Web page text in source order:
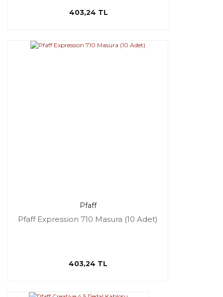
403,24 TL
Pfaff
Pfaff Expression 710 Masura (10 Adet)
403,24 TL